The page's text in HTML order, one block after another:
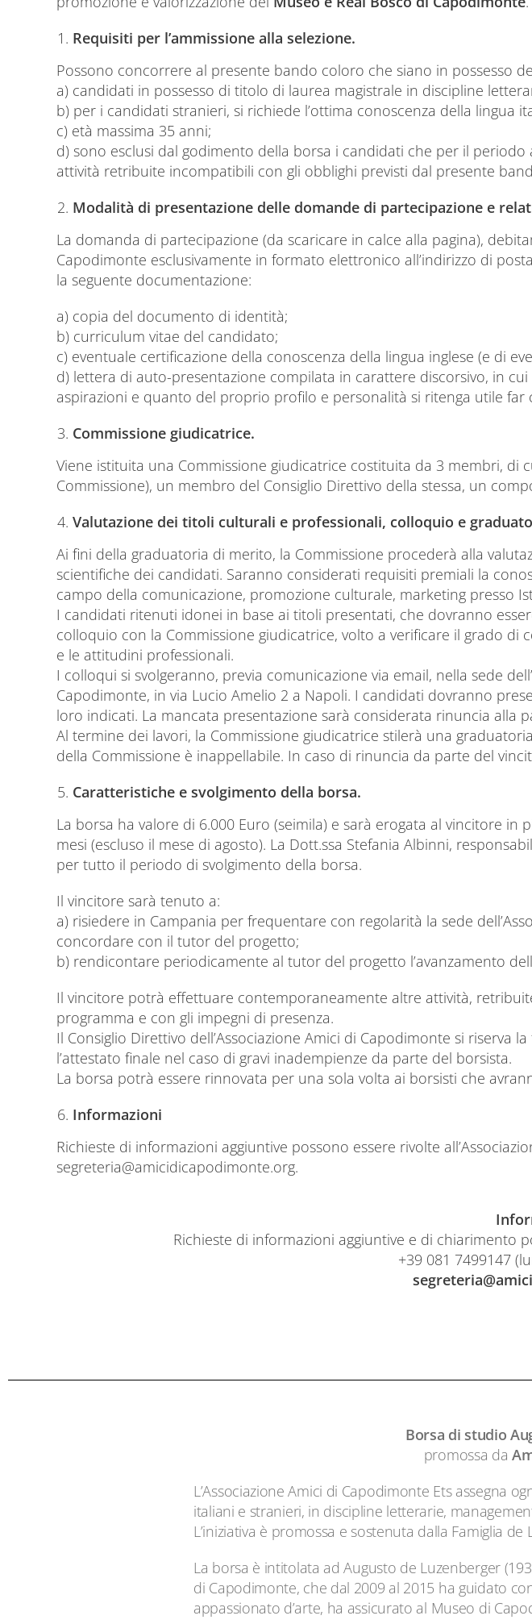
Requisiti per l’ammissione alla selezione.
Possono concorrere al presente bando coloro che siano in possesso
a) candidati in possesso di titolo di laurea magistrale in discipline
b) per i candidati stranieri, si richiede l’ottima conoscenza della lingua
c) età massima 35 anni;
d) sono esclusi dal godimento della borsa i candidati che per il
attività retribuite incompatibili con gli obblighi previsti dal presente
Modalità di presentazione delle domande di partecipazione e
La domanda di partecipazione (da scaricare in calce alla pagina),
Capodimonte esclusivamente in formato elettronico all’indirizzo di
la seguente documentazione:
a) copia del documento di identità;
b) curriculum vitae del candidato;
c) eventuale certificazione della conoscenza della lingua inglese (e di
d) lettera di auto-presentazione compilata in carattere discorsivo, in
aspirazioni e quanto del proprio profilo e personalità si ritenga utile far
Commissione giudicatrice.
Viene istituita una Commissione giudicatrice costituita da 3 membri, di
Commissione), un membro del Consiglio Direttivo della stessa, un
Valutazione dei titoli culturali e professionali, colloquio e
Ai fini della graduatoria di merito, la Commissione procederà alla
scientifiche dei candidati. Saranno considerati requisiti premiali la
campo della comunicazione, promozione culturale, marketing presso
I candidati ritenuti idonei in base ai titoli presentati, che dovranno
colloquio con la Commissione giudicatrice, volto a verificare il grado
e le attitudini professionali.
I colloqui si svolgeranno, previa comunicazione via email, nella sede
Capodimonte, in via Lucio Amelio 2 a Napoli. I candidati dovranno
loro indicati. La mancata presentazione sarà considerata rinuncia alla
Al termine dei lavori, la Commissione giudicatrice stilerà una
della Commissione è inappellabile. In caso di rinuncia da parte del
Caratteristiche e svolgimento della borsa.
La borsa ha valore di 6.000 Euro (seimila) e sarà erogata al vincitore
mesi (escluso il mese di agosto). La Dott.ssa Stefania Albinni,
per tutto il periodo di svolgimento della borsa.
Il vincitore sarà tenuto a:
a) risiedere in Campania per frequentare con regolarità la sede
concordare con il tutor del progetto;
b) rendicontare periodicamente al tutor del progetto l’avanzamento
Il vincitore potrà effettuare contemporaneamente altre attività,
programma e con gli impegni di presenza.
Il Consiglio Direttivo dell’Associazione Amici di Capodimonte si riserva
l’attestato finale nel caso di gravi inadempienze da parte del borsista.
La borsa potrà essere rinnovata per una sola volta ai borsisti che
Informazioni
Richieste di informazioni aggiuntive possono essere rivolte
segreteria@amicidicapodimonte.org.
Richieste di informazioni aggiuntive e di chiarimento
+39 081 7499147
Borsa di studio
promossa da
L’Associazione Amici di Capodimonte Ets assegna
italiani e stranieri, in discipline letterarie,
L’iniziativa è promossa e sostenuta dalla Famiglia de
La borsa è intitolata ad Augusto de Luzenberger
di Capodimonte, che dal 2009 al 2015 ha guidato
appassionato d’arte, ha assicurato al Museo di